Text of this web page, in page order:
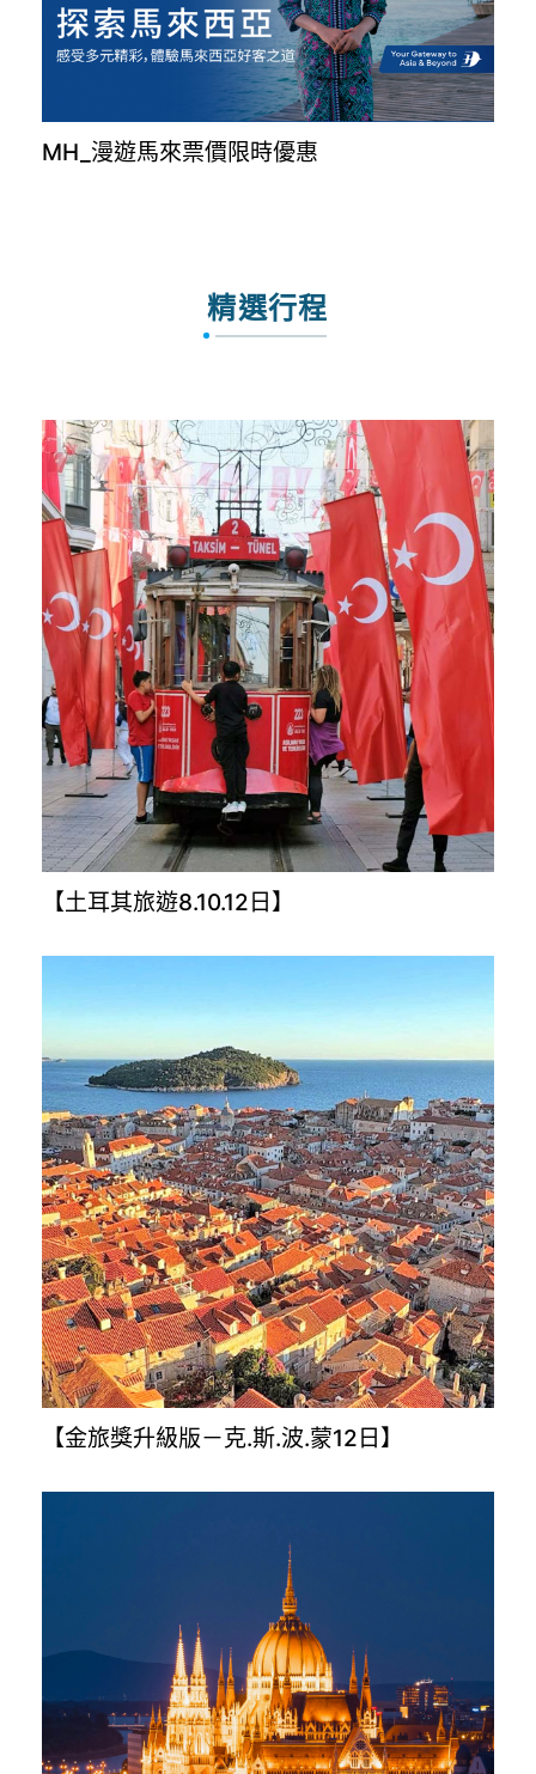
2026台灣國際秋季旅遊展8/21-8/24 攤位
B915/917 (點擊諮詢)
MH_漫遊馬來票價限時優惠
精選行程
【土耳其旅遊8.10.12日】